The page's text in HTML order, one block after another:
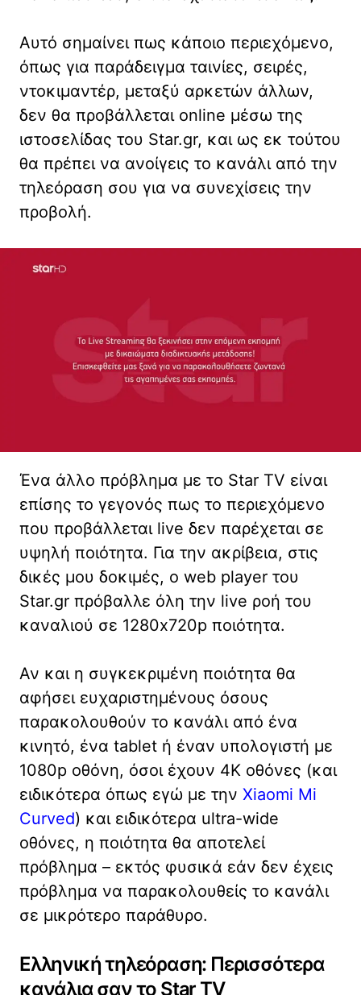
Αυτό σημαίνει πως κάποιο περιεχόμενο,
όπως για παράδειγμα ταινίες, σειρές,
ντοκιμαντέρ, μεταξύ αρκετών άλλων,
δεν θα προβάλλεται online μέσω της
ιστοσελίδας του Star.gr, και ως εκ τούτου
θα πρέπει να ανοίγεις το κανάλι από την
τηλεόραση σου για να συνεχίσεις την
προβολή.
Ένα άλλο πρόβλημα με το Star TV είναι
επίσης το γεγονός πως το περιεχόμενο
που προβάλλεται live δεν παρέχεται σε
υψηλή ποιότητα. Για την ακρίβεια, στις
δικές μου δοκιμές, ο web player του
Star.gr πρόβαλλε όλη την live ροή του
καναλιού σε 1280x720p ποιότητα.
Αν και η συγκεκριμένη ποιότητα θα
αφήσει ευχαριστημένους όσους
παρακολουθούν το κανάλι από ένα
κινητό, ένα tablet ή έναν υπολογιστή με
1080p οθόνη, όσοι έχουν 4K οθόνες (και
ειδικότερα όπως εγώ με την Xiaomi Mi
Curved) και ειδικότερα ultra-wide
οθόνες, η ποιότητα θα αποτελεί
πρόβλημα – εκτός φυσικά εάν δεν έχεις
πρόβλημα να παρακολουθείς το κανάλι
σε μικρότερο παράθυρο.
Ελληνική τηλεόραση: Περισσότερα
κανάλια σαν το Star TV